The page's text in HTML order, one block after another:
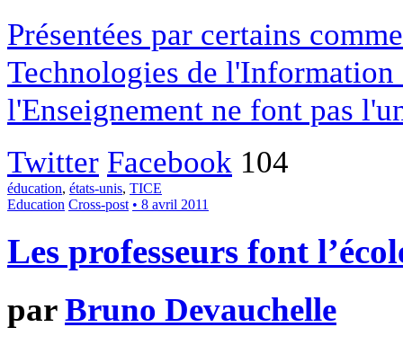
Présentées par certains
Technologies de
l'Enseignement ne font pas
Twitter Facebook 104
éducation, états-unis, TICE
Education Cross-post • 8 avril 2011
Les professeurs font
parBruno Devauchelle